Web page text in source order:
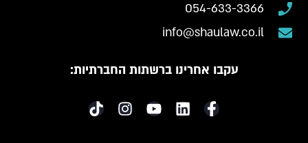
054-633-3366
info@shaulaw.co.il
עקבו אחרינו ברשתות החברתיות: